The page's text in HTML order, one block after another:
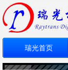
瑞光首页